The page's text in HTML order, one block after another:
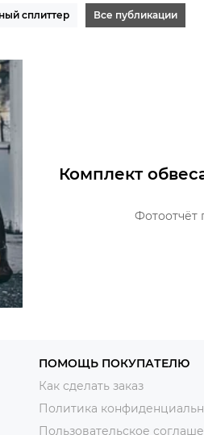
сплиттер Все публикации
Комплект
Фотоотчёт
ПОМОЩЬ ПОКУПАТЕЛЮ
Как сделать заказ
Политика
Пользовательское